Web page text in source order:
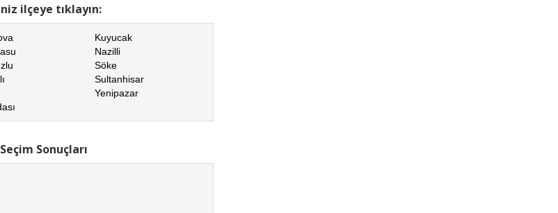
ilçeye tıklayın:
Kuyucak
Nazilli
Söke
Sultanhisar
Yenipazar
Sonuçları